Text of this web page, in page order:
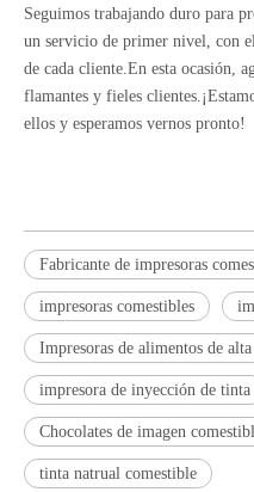
Seguimos trabajando duro para
un servicio de primer nivel, con
de cada cliente.En esta ocasión,
flamantes y fieles
ellos y esperamos vernos pronto!
Fabricante de impresoras
impresoras comestibles
Impresoras de alimentos de
impresora de inyección de tinta
Chocolates de imagen
tinta natrual comestible